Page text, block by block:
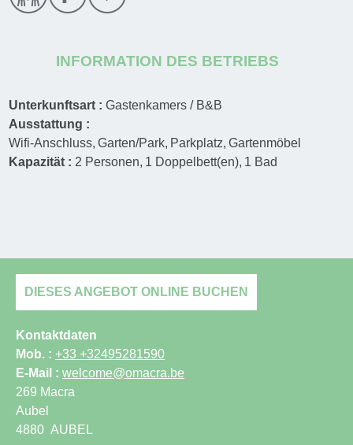
INFORMATION DES BETRIEBS
Unterkunftsart :Gastenkamers / B&B
Ausstattung :
Wifi-Anschluss Garten/Park Parkplatz Gartenmöbel
Kapazität : 2 Personen 1 Doppelbett(en) 1 Bad
DIESES ANGEBOT ONLINE BUCHEN
Kontaktdaten
Mob. : +33 +32495281590
E-Mail : welcome@omacra.be
269 Macra
Aubel
4880 AUBEL